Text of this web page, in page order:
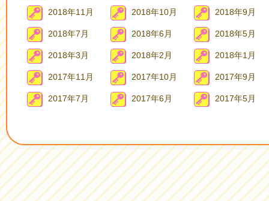
2018年11月 2018年10月 2018年9月
2018年7月 2018年6月 2018年5月
2018年3月 2018年2月 2018年1月
2017年11月 2017年10月 2017年9月
2017年7月 2017年6月 2017年5月